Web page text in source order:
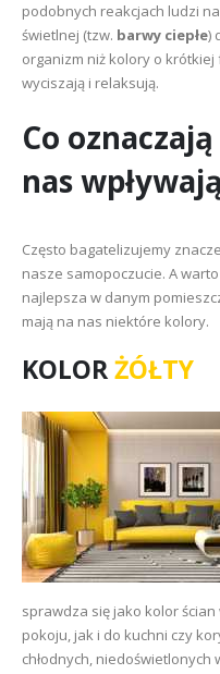
podobnych reakcjach ludzi
świetlnej (tzw. barwy ciepłe)
organizm niż kolory o krótkiej
wyciszają i relaksują.
Co
nas
Często bagatelizujemy
nasze samopoczucie. A
najlepsza w danym
mają na nas niektóre kolory.
KOLORŻÓŁTY
sprawdza się jako kolor
pokoju, jak i do kuchni czy
chłodnych, niedoświetlonych